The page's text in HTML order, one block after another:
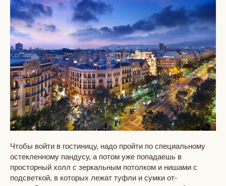
Чтобы войти в гостиницу, надо пройти по специальному
остекленному пандусу, а потом уже попадаешь в
просторный холл с зеркальным потолком и нишами с
подсветкой, в которых лежат туфли и сумки от-